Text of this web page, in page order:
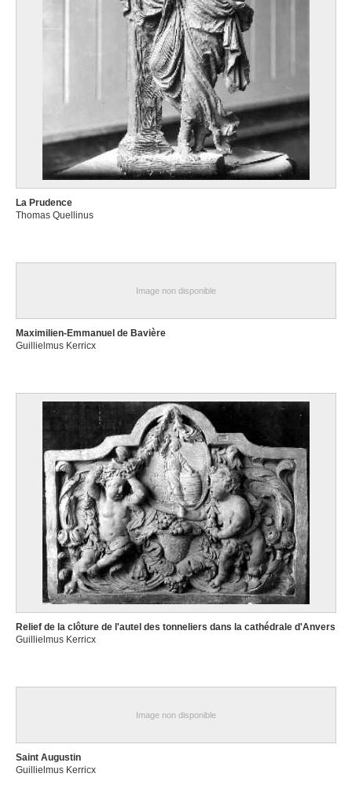
La Prudence
Thomas Quellinus
Image non disponible
Maximilien-Emmanuel de Bavière
Guillielmus Kerricx
Relief de la clôture de l'autel des tonneliers dans la cathédrale d'Anvers
Guillielmus Kerricx
Image non disponible
Saint Augustin
Guillielmus Kerricx